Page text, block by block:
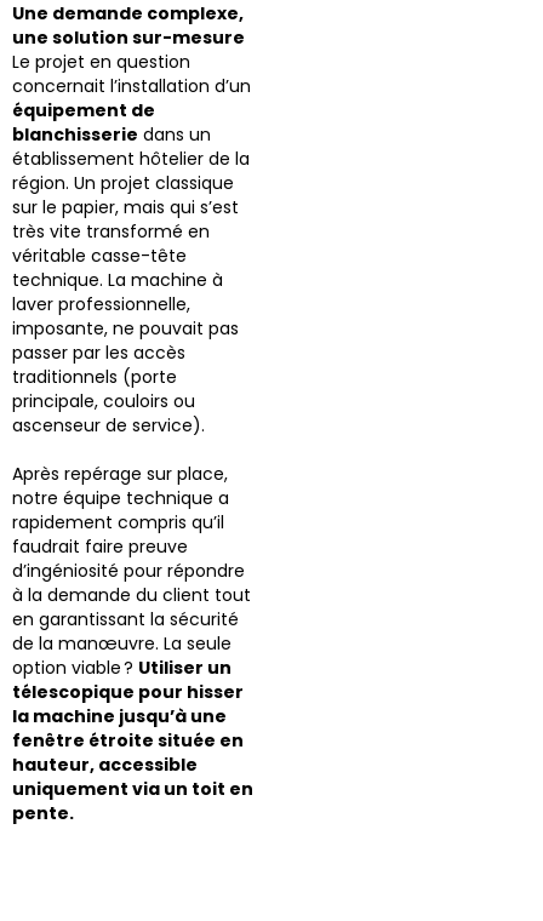
Une demande complexe,
une solution sur-mesure
Le projet en question
concernait l’installation d’un
équipement de
blanchisserie dans un
établissement hôtelier de la
région. Un projet classique
sur le papier, mais qui s’est
très vite transformé en
véritable casse-tête
technique. La machine à
laver professionnelle,
imposante, ne pouvait pas
passer par les accès
traditionnels (porte
principale, couloirs ou
ascenseur de service).
Après repérage sur place,
notre équipe technique a
rapidement compris qu’il
faudrait faire preuve
d’ingéniosité pour répondre
à la demande du client tout
en garantissant la sécurité
de la manœuvre. La seule
option viable ? Utiliser un
télescopique pour hisser
la machine jusqu’à une
fenêtre étroite située en
hauteur, accessible
uniquement via un toit en
pente.